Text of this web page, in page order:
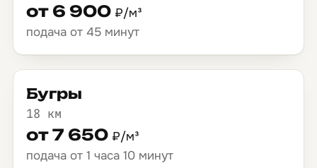
от 6 900 ₽/м³
подача от 45 минут
Бугры
18 км
от 7 650 ₽/м³
подача от 1 часа 10 минут